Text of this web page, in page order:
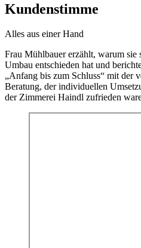
Kundenstimme
Alles aus einer Hand
Frau Mühlbauer erzählt, warum
Umbau entschieden hat und
„Anfang bis zum Schluss“ mit der
Beratung, der individuellen
der Zimmerei Haindl zufrieden